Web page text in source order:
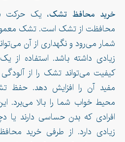
خرید محافظ تشک، یک حرکت
محافظت از تشک است. تشک‌
شمار می‌رود و نگهداری از آن
زیادی داشته باشد. استفاده
کیفیت می‌تواند تشک را از
مفید آن را افزایش دهد. حفظ
محیط خواب شما را بالا می‌برد.
افرادی که بدن حساسی دارند یا
زیادی دارد. از طرفی خرید